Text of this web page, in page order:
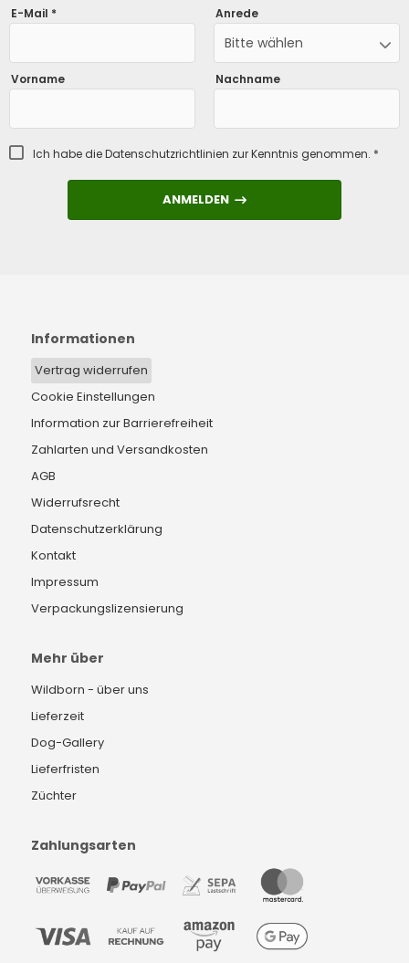
E-Mail * Anrede
Bitte wählen
Vorname Nachname
Ich habe dieDatenschutzrichtlinien zur Kenntnis genommen. *
ANMELDEN
ANMELDEN
Informationen
Vertrag widerrufen
Cookie Einstellungen
Information zur Barrierefreiheit
Zahlarten und Versandkosten
AGB
Widerrufsrecht
Datenschutzerklärung
Kontakt
Impressum
Verpackungslizensierung
Mehr über
Wildborn - über uns
Lieferzeit
Dog-Gallery
Lieferfristen
Züchter
Zahlungsarten